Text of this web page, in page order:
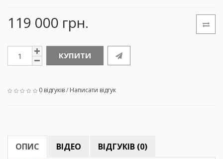
119 000 грн.
КУПИТИ
0 відгуків/ Написати відгук
ОПИС ВІДЕО ВІДГУКІВ (0)